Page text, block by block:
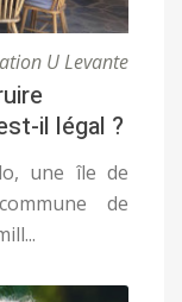
U Levante
il légal ?
une île de
de